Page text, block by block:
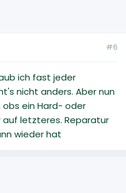
#6
ich fast jeder
nicht anders. Aber nun
obs ein Hard- oder
letzteres. Reparatur
wieder hat